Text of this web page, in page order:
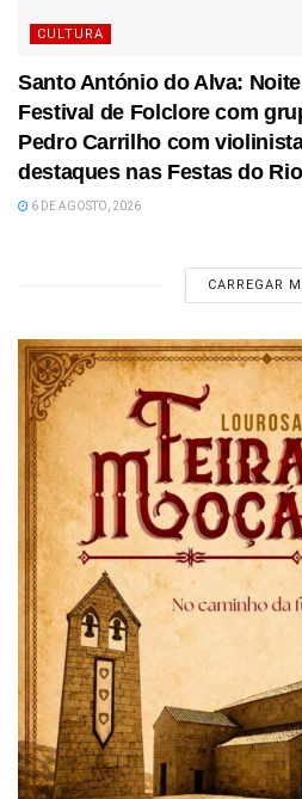
CULTURA
Santo António do Alva:
Festival de Folclore com
Pedro Carrilho com
destaques nas Festas do Rio
6 DE AGOSTO, 2026
CARREGAR